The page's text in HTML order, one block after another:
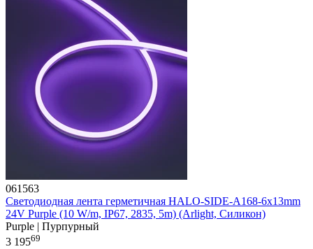
061563
Светодиодная лента герметичная HALO-SIDE-A168-6x13mm
24V Purple (10 W/m, IP67, 2835, 5m) (Arlight, Силикон)
Purple | Пурпурный
3 19569